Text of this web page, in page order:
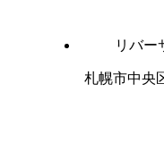
リバー
札幌市中央